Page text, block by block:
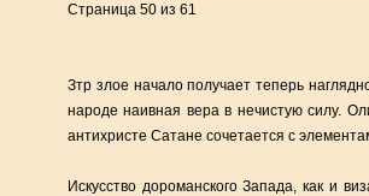
Страница 50 из 61
Зтр злое начало получает теперь
народе наивная вера в нечистую силу.
антихристе Сатане сочетается с
Искусство дороманского Запада, как и